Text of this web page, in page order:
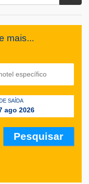
mais...
SAÍDA
ago 2026